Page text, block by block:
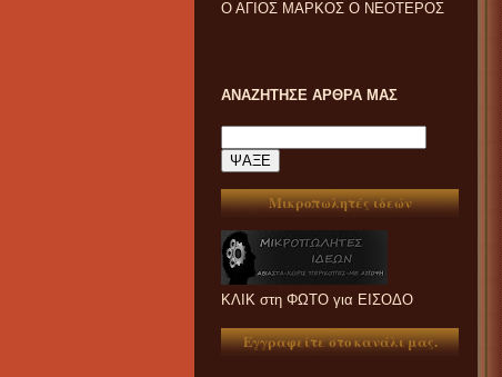
Ο ΑΓΙΟΣ ΜΑΡΚΟΣ Ο ΝΕΟΤΕΡΟΣ
ΑΝΑΖΗΤΗΣΕ ΑΡΘΡΑ ΜΑΣ
Μικροπωλητές ιδεών
ΚΛΙΚ στη ΦΩΤΟ για ΕΙΣΟΔΟ
Εγγραφείτε στο κανάλι μας.